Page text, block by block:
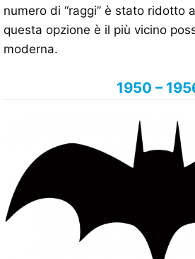
numero di “raggi” è stato ridotto
questa opzione è il più vicino
moderna.
1950 –